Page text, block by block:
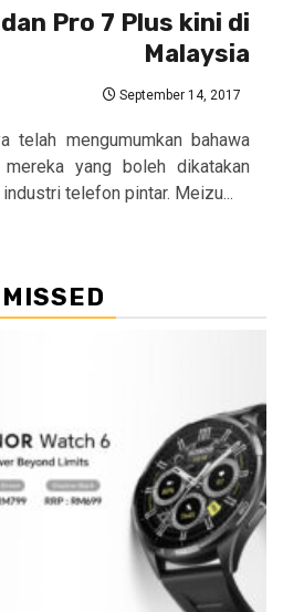
Pro 7 Plus kini di
Malaysia
September 14, 2017
telah mengumumkan bahawa
yang boleh dikatakan
telefon pintar. Meizu...